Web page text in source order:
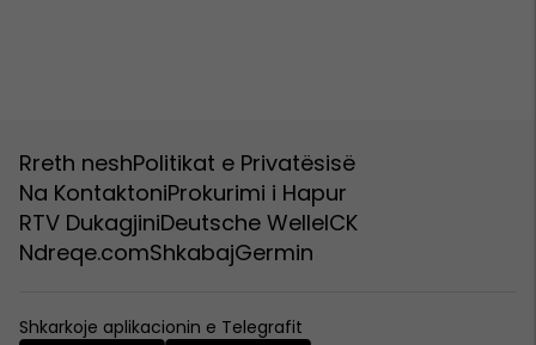
Rreth neshPolitikat e Privatësisë
Na KontaktoniProkurimi i Hapur
RTV DukagjiniDeutsche WelleICK
Ndreqe.comShkabajGermin
Shkarkoje aplikacionin e Telegrafit